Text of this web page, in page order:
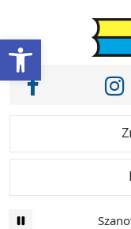
Otwórz
Main
Nasze media
Facebook